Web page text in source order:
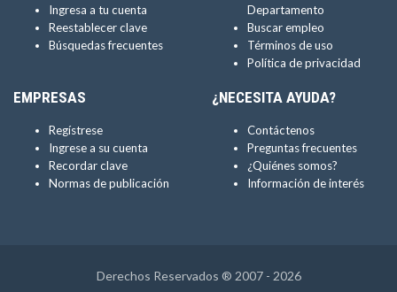
Ingresa a tu cuenta
Reestablecer clave
Búsquedas frecuentes
Departamento
Buscar empleo
Términos de uso
Política de privacidad
EMPRESAS
Regístrese
Ingrese a su cuenta
Recordar clave
Normas de publicación
¿NECESITA AYUDA?
Contáctenos
Preguntas frecuentes
¿Quiénes somos?
Información de interés
Derechos Reservados ® 2007 - 2026